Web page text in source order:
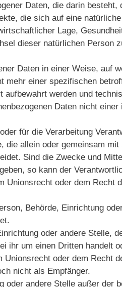
Daten, die darin besteht,
die sich auf eine
Lage,
dieser natürlichen Person
Daten in einer Weise, auf
mehr einer spezifischen
werden und
Daten nicht einer
für die Verarbeitung
die allein oder gemeinsam mit
Sind die Zwecke und
so kann der
Unionsrecht oder dem Recht
Behörde, Einrichtung
oder andere Stelle,
ihr um einen Dritten handelt
Unionsrecht oder dem Recht
nicht als Empfänger.
andere Stelle außer der